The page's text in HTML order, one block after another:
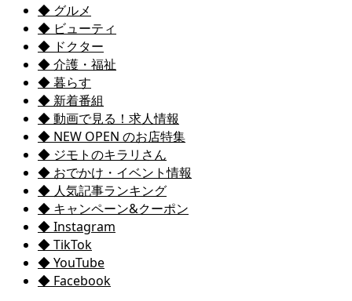
◆ グルメ
◆ ビューティ
◆ ドクター
◆ 介護・福祉
◆ 暮らす
◆ 新着番組
◆ 動画で見る！求人情報
◆ NEW OPEN のお店特集
◆ ジモトのキラリさん
◆ おでかけ・イベント情報
◆ 人気記事ランキング
◆ キャンペーン&クーポン
◆ Instagram
◆ TikTok
◆ YouTube
◆ Facebook